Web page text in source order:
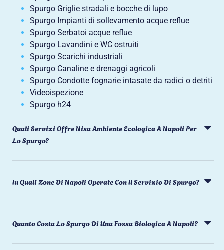
Spurgo Griglie stradali e bocche di lupo
Spurgo Impianti di sollevamento acque reflue
Spurgo Serbatoi acque reflue
Spurgo Lavandini e WC ostruiti
Spurgo Scarichi industriali
Spurgo Canaline e drenaggi agricoli
Spurgo Condotte fognarie intasate da radici o detriti
Videoispezione
Spurgo h24
Quali Servizi Offre Nisa Ambiente Ecologica A Napoli Per
Lo Spurgo?
In Quali Zone Di Napoli Operate Con Il Servizio Di Spurgo?
Quanto Costa Lo Spurgo Di Una Fossa Biologica A Napoli?